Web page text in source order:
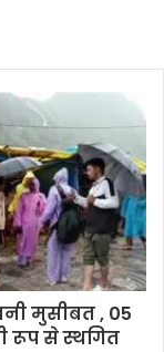
मुसीबत , 05
रूप से स्थगित